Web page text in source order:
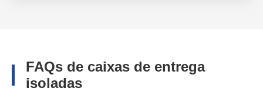
FAQs de caixas de entrega
isoladas